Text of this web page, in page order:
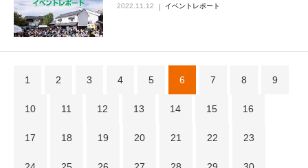
2022.11.12 イベントレポート
1 2 3 4 5 6 7 8 9
10 11 12 13 14 15 16
17 18 19 20 21 22 23